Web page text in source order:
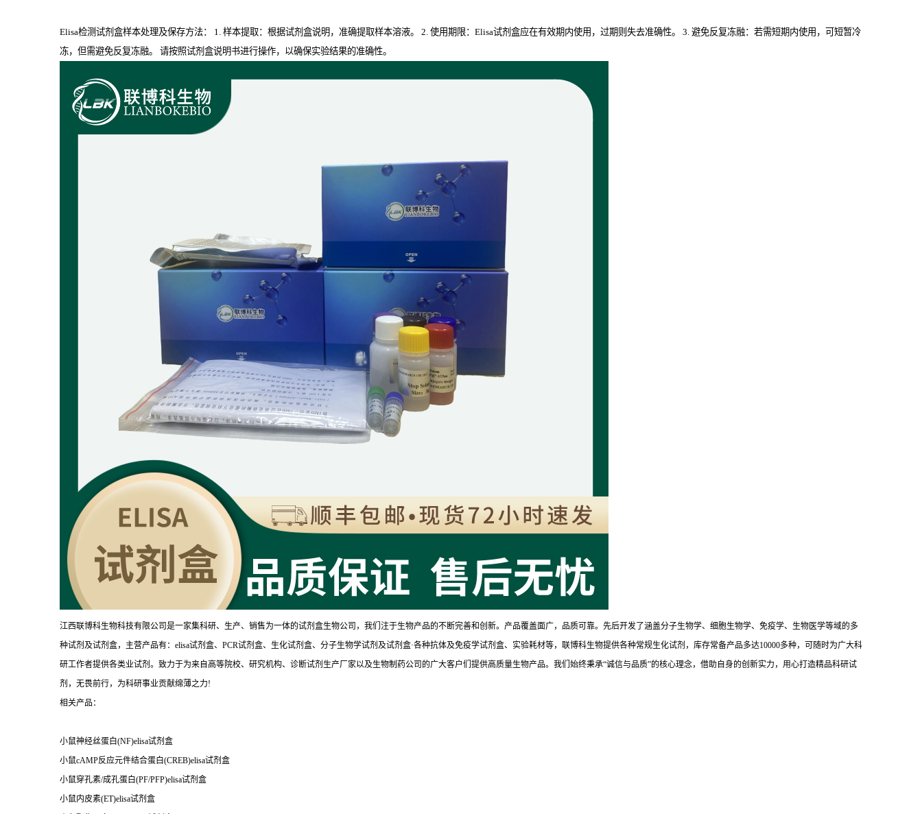
Elisa检测试剂盒样本处理及保存方法： 1. 样本提取：根据试剂盒说明，准确提取样本溶液。 2. 使用期限：Elisa试剂盒应在有效期内使用，过期则失去准确性。 3. 避免反复冻融：若需短期内使用，可短暂冷
冻，但需避免反复冻融。 请按照试剂盒说明书进行操作，以确保实验结果的准确性。
江西联博科生物科技有限公司是一家集科研、生产、销售为一体的试剂盒生物公司，我们注于生物产品的不断完善和创新。产品覆盖面广，品质可靠。先后开发了涵盖分子生物学、细胞生物学、免疫学、生物医学等域的多
种试剂及试剂盒，主营产品有：elisa试剂盒、PCR试剂盒、生化试剂盒、分子生物学试剂及试剂盒·各种抗体及免疫学试剂盒、实验耗材等，联博科生物提供各种常规生化试剂，库存常备产品多达10000多种，可随时为广大科
研工作者提供各类业试剂。致力于为来自高等院校、研究机构、诊断试剂生产厂家以及生物制药公司的广大客户们提供高质量生物产品。我们始终秉承“诚信与品质”的核心理念，借助自身的创新实力，用心打造精品科研试
剂，无畏前行，为科研事业贡献绵薄之力!
相关产品：
小鼠神经丝蛋白(NF)elisa试剂盒
小鼠cAMP反应元件结合蛋白(CREB)elisa试剂盒
小鼠穿孔素/成孔蛋白(PF/PFP)elisa试剂盒
小鼠内皮素(ET)elisa试剂盒